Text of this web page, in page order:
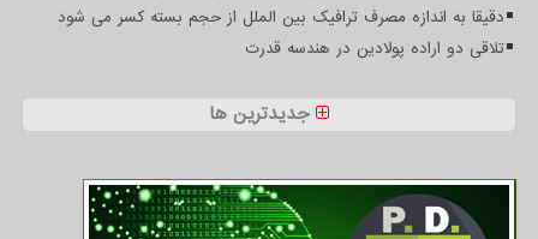
دقیقا به اندازه مصرف ترافیک بین الملل از حجم بسته کسر می شود
تلاقی دو اراده پولادین در هندسه قدرت
جدیدترین ها